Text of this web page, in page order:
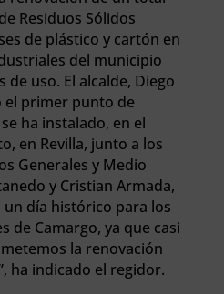
Residuos Sólidos
de plástico y cartón en
del municipio
de uso. El alcalde, Diego
el primer punto de
ha instalado, en el
en Revilla, junto a los
Generales y Medio
y Cristian Armada,
un día histórico para los
de Camargo, ya que casi
la renovación
ha indicado el regidor.